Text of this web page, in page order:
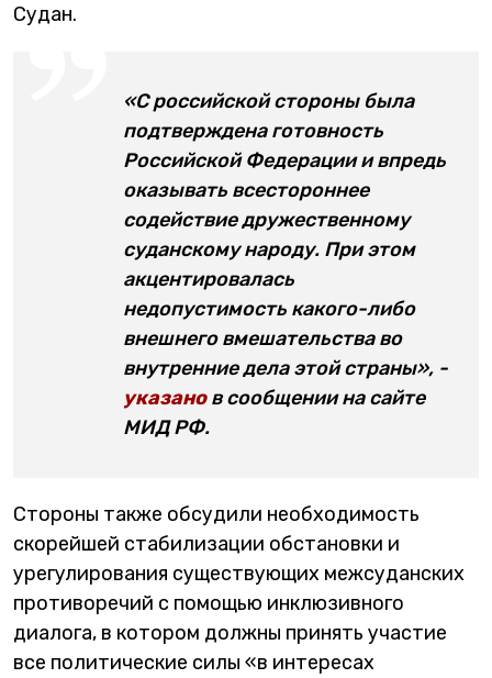
Судан.
«С российской стороны была
подтверждена готовность
Российской Федерации и впредь
оказывать всестороннее
содействие дружественному
суданскому народу. При этом
акцентировалась
недопустимость какого-либо
внешнего вмешательства во
внутренние дела этой страны», -
указанов сообщении на сайте
МИД РФ.
Стороны также обсудили необходимость
скорейшей стабилизации обстановки и
урегулирования существующих межсуданских
противоречий с помощью инклюзивного
диалога, в котором должны принять участие
все политические силы «в интересах